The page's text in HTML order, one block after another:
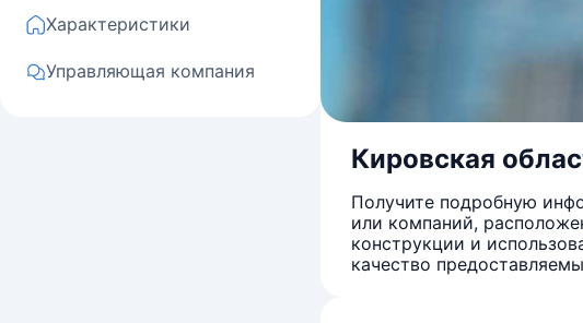
Характеристики
Управляющая компания
Кировская
Получите подробную
или компаний,
конструкции и
качество